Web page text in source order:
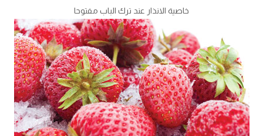
خاصية الانذار عند ترك الباب مفتوحا